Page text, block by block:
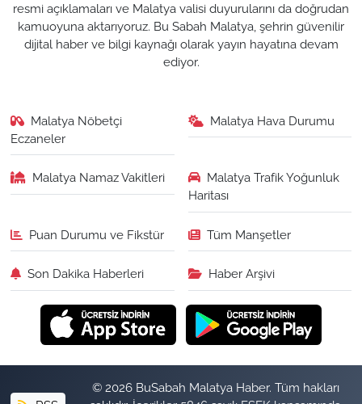
resmi açıklamaları ve Malatya valisi duyurularını da doğrudan
kamuoyuna aktarıyoruz. Bu Sabah Malatya, şehrin güvenilir
dijital haber ve bilgi kaynağı olarak yayın hayatına devam
ediyor.
Malatya Nöbetçi
Eczaneler
Malatya Hava Durumu
Malatya Namaz Vakitleri
Malatya Trafik Yoğunluk
Haritası
Puan Durumu ve Fikstür Tüm Manşetler
Son Dakika Haberleri Haber Arşivi
© 2026 BuSabah Malatya Haber. Tüm hakları